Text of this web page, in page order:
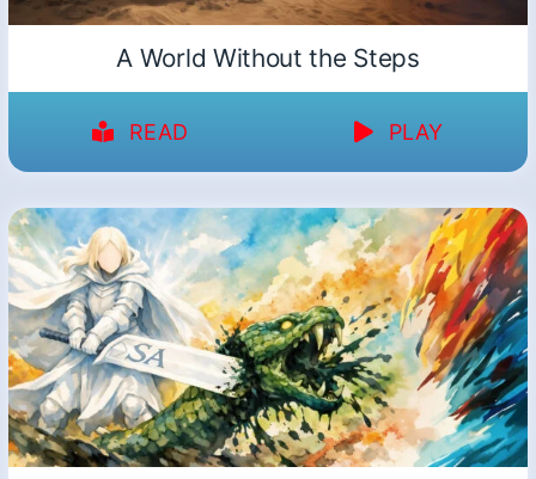
A World Without the Steps
READ PLAY